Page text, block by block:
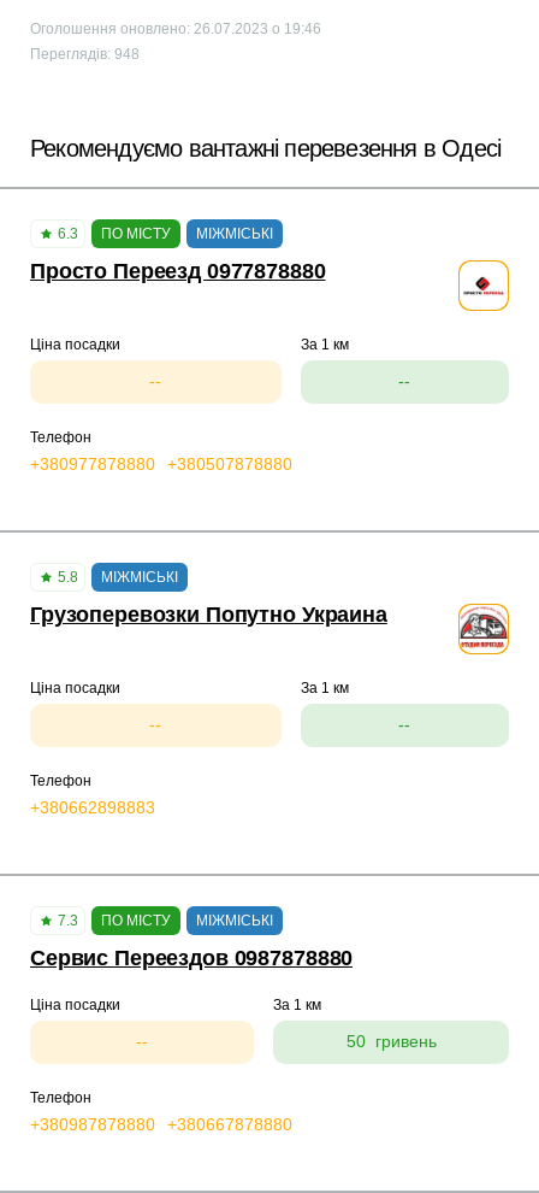
Оголошення оновлено: 26.07.2023 о 19:46
Переглядів: 948
Рекомендуємо вантажні перевезення в Одесі
6.3 ПО МІСТУ МІЖМІСЬКІ
Просто Переезд 0977878880
Ціна посадки
--
За 1 км
--
Телефон
+380977878880 +380507878880
5.8 МІЖМІСЬКІ
Грузоперевозки Попутно Украина
Ціна посадки
--
За 1 км
--
Телефон
+380662898883
7.3 ПО МІСТУ МІЖМІСЬКІ
Сервис Переездов 0987878880
Ціна посадки
--
За 1 км
50 гривень
Телефон
+380987878880 +380667878880